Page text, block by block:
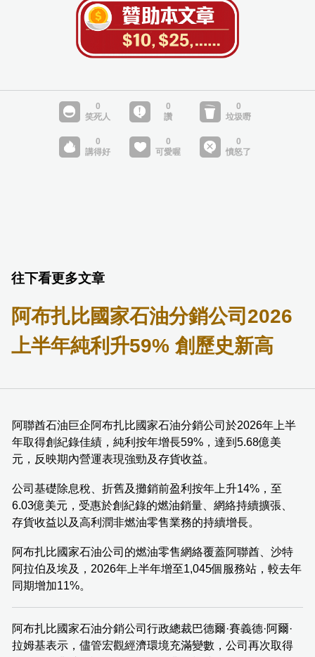
往下看更多文章
阿布扎比國家石油分銷公司2026
上半年純利升59% 創歷史新高
阿聯酋石油巨企阿布扎比國家石油分銷公司於2026年上半
年取得創紀錄佳績，純利按年增長59%，達到5.68億美
元，反映期內營運表現強勁及存貨收益。
公司基礎除息稅、折舊及攤銷前盈利按年上升14%，至
6.03億美元，受惠於創紀錄的燃油銷量、網絡持續擴張、
存貨收益以及高利潤非燃油零售業務的持續增長。
阿布扎比國家石油公司的燃油零售網絡覆蓋阿聯酋、沙特
阿拉伯及埃及，2026年上半年增至1,045個服務站，較去年
同期增加11%。
阿布扎比國家石油分銷公司行政總裁巴德爾·賽義德·阿爾·
拉姆基表示，儘管宏觀經濟環境充滿變數，公司再次取得